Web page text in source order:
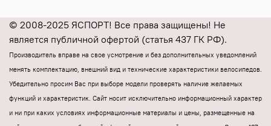
© 2008-2025 ЯСПОРТ! Все права защищены! Не
является публичной офертой (статья 437 ГК РФ).
Производитель вправе на свое усмотрение и без дополнительных уведомлений
менять комплектацию, внешний вид и технические характеристики велосипедов.
Убедительно просим Вас при выборе модели проверять наличие желаемых
функций и характеристик. Cайт носит исключительно информационный характер
и ни при каких условиях информационные материалы и цены, размещенные на